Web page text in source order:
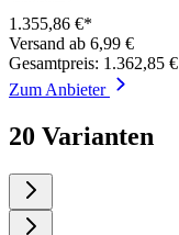
1.355,86 €*
Versand ab 6,99 €
Gesamtpreis: 1.362,85 €
Zum Anbieter
20 Varianten